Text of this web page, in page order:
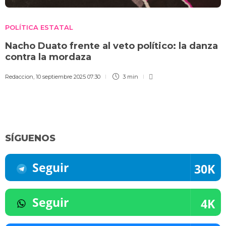
POLÍTICA ESTATAL
Nacho Duato frente al veto político: la danza
contra la mordaza
Redaccion, 10 septiembre 2025 07:30 3 min
SÍGUENOS
Seguir 30K
Seguir 4K